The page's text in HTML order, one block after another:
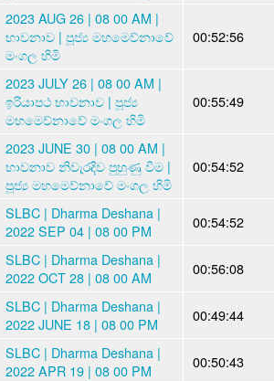
2023 AUG 26 | 08 00 AM |
භාවනාව | පූජ්‍ය මහමෙව්නාවේ
මංගල හිමි
00:52:56
2023 JULY 26 | 08 00 AM |
ඉරියාපථ භාවනාව | පූජ්‍ය
මහමෙව්නාවේ මංගල හිමි
00:55:49
2023 JUNE 30 | 08 00 AM |
භාවනාව නිවැරදිව පුහුණු වීම |
පූජ්‍ය මහමෙව්නාවේ මංගල හිමි
00:54:52
SLBC | Dharma Deshana |
2022 SEP 04 | 08 00 PM
00:54:52
SLBC | Dharma Deshana |
2022 OCT 28 | 08 00 AM
00:56:08
SLBC | Dharma Deshana |
2022 JUNE 18 | 08 00 PM
00:49:44
SLBC | Dharma Deshana |
2022 APR 19 | 08 00 PM
00:50:43